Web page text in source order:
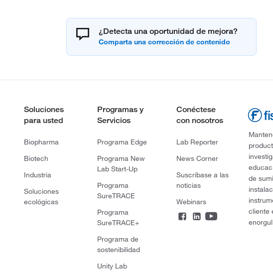
¿Detecta una oportunidad de mejora?
Soluciones
para usted
Biopharma
Biotech
Industria
Soluciones
ecológicas
Programas y
Servicios
Programa Edge
Programa New
Lab Start-Up
Programa
SureTRACE
Programa
SureTRACE+
Programa de
sostenibilidad
Unity Lab
Conéctese
con nosotros
Lab Reporter
News Corner
Suscríbase a las
noticias
Webinars
de
cliente